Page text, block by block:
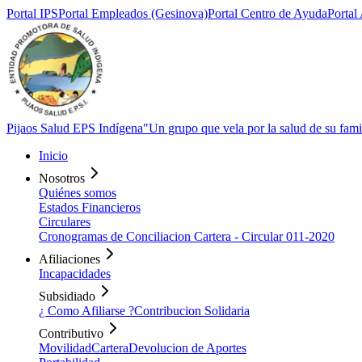
Portal IPSPortal Empleados (Gesinova)Portal Centro de AyudaPortal
Pijaos Salud EPS Indígena"Un grupo que vela por la salud de su
Inicio
Nosotros
Quiénes somos
Estados Financieros
Circulares
Cronogramas de Conciliacion Cartera - Circular 011-2020
Afiliaciones
Incapacidades
Subsidiado
¿ Como Afiliarse ?Contribucion Solidaria
Contributivo
MovilidadCarteraDevolucion de Aportes